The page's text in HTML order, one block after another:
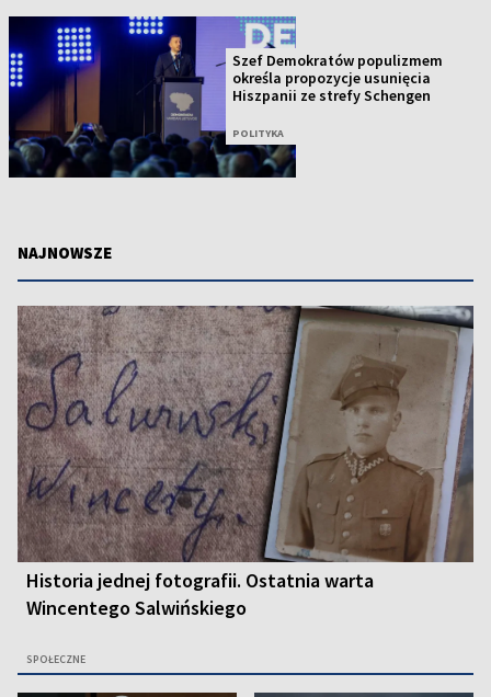
Szef Demokratów populizmem
określa propozycje usunięcia
Hiszpanii ze strefy Schengen
POLITYKA
NAJNOWSZE
Historia jednej fotografii. Ostatnia warta
Wincentego Salwińskiego
SPOŁECZNE